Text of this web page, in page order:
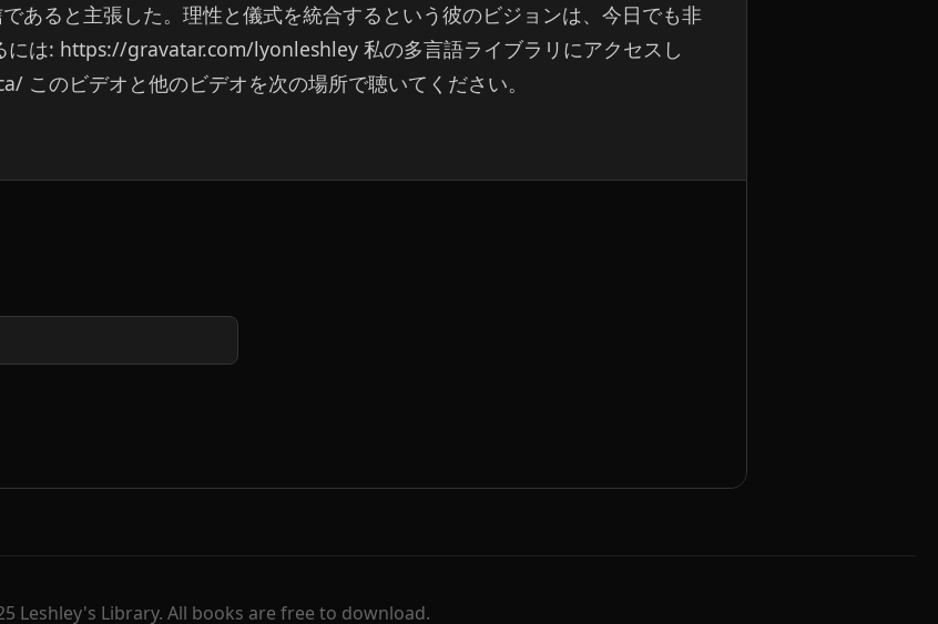
あると主張した。理性と儀式を統合するという彼のビジョンは、今日でも非
には: https://gravatar.com/lyonleshley 私の多言語ライブラリにアクセスし
このビデオと他のビデオを次の場所で聴いてください。
Leshley's Library. All books are free to download.